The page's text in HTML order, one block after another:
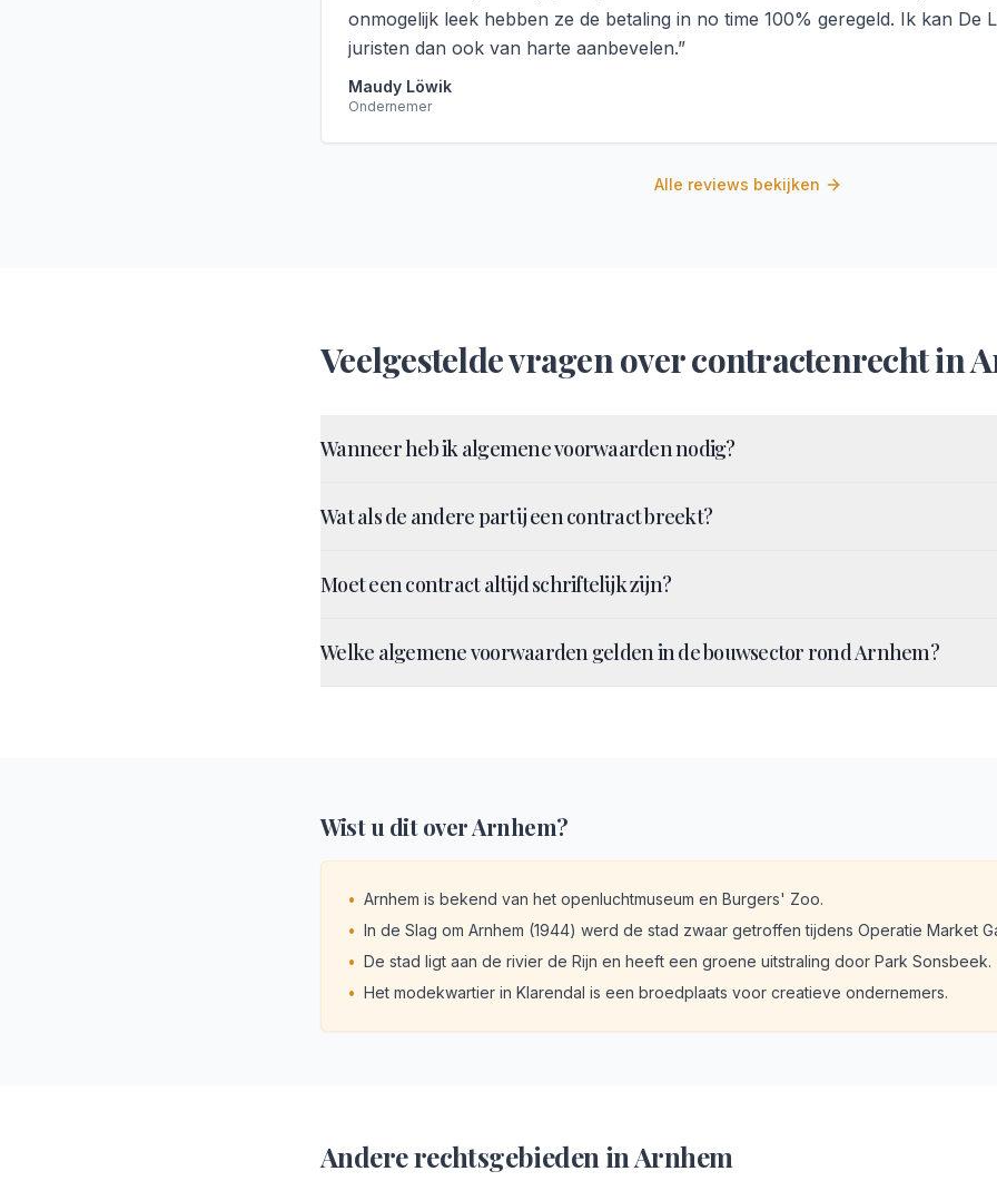
onmogelijk leek hebben ze de betaling in no time 100% geregeld. Ik kan De
juristen dan ook van harte aanbevelen.”
Maudy Löwik
Ondernemer
Alle reviews bekijken
Veelgestelde vragen overcontractenrechtin
Wanneer heb ik algemene voorwaarden nodig?
Wat als de andere partij een contract breekt?
Moet een contract altijd schriftelijk zijn?
Welke algemene voorwaarden gelden in de bouwsector rond Arnhem?
Wist u dit overArnhem?
• Arnhem is bekend van het openluchtmuseum en Burgers' Zoo.
• In de Slag om Arnhem (1944) werd de stad zwaar getroffen tijdens Operatie Market
• De stad ligt aan de rivier de Rijn en heeft een groene uitstraling door Park Sonsbeek.
• Het modekwartier in Klarendal is een broedplaats voor creatieve ondernemers.
Andere rechtsgebieden inArnhem